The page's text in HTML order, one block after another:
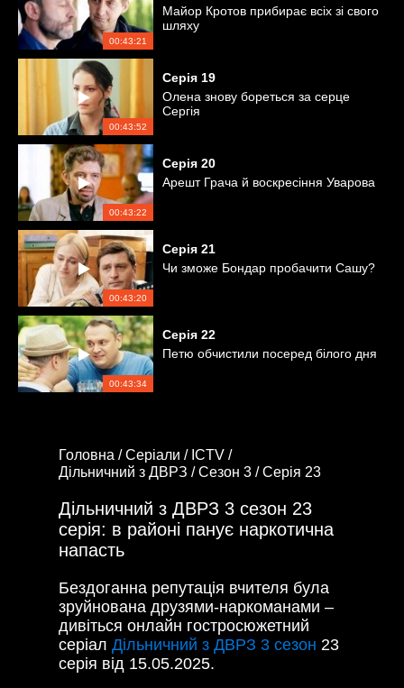
00:43:21
Майор Кротов прибирає всіх зі свого
шляху
00:43:52
Серія 19
Олена знову бореться за серце
Сергія
00:43:22
Серія 20
Арешт Грача й воскресіння Уварова
00:43:20
Серія 21
Чи зможе Бондар пробачити Сашу?
00:43:34
Серія 22
Петю обчистили посеред білого дня
Головна /Серіали / ICTV /
Дільничний з ДВРЗ /Сезон 3 /Серія 23
Дільничний з ДВРЗ 3 сезон 23
серія: в районі панує наркотична
напасть
Бездоганна репутація вчителя була
зруйнована друзями-наркоманами –
дивіться онлайн гостросюжетний
серіал Дільничний з ДВРЗ 3 сезон 23
серія від 15.05.2025.